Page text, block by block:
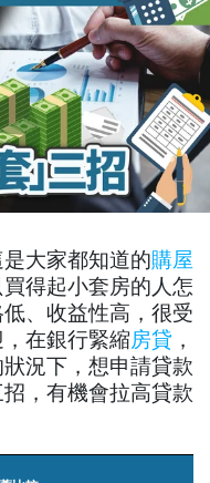
大家都知道的購屋
得起小套房的人怎
、收益性高，很受
在銀行緊縮房貸 ，
況下，想申請貸款
，有機會拉高貸款